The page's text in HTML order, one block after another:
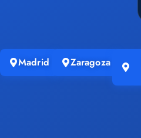
Madrid Zaragoza